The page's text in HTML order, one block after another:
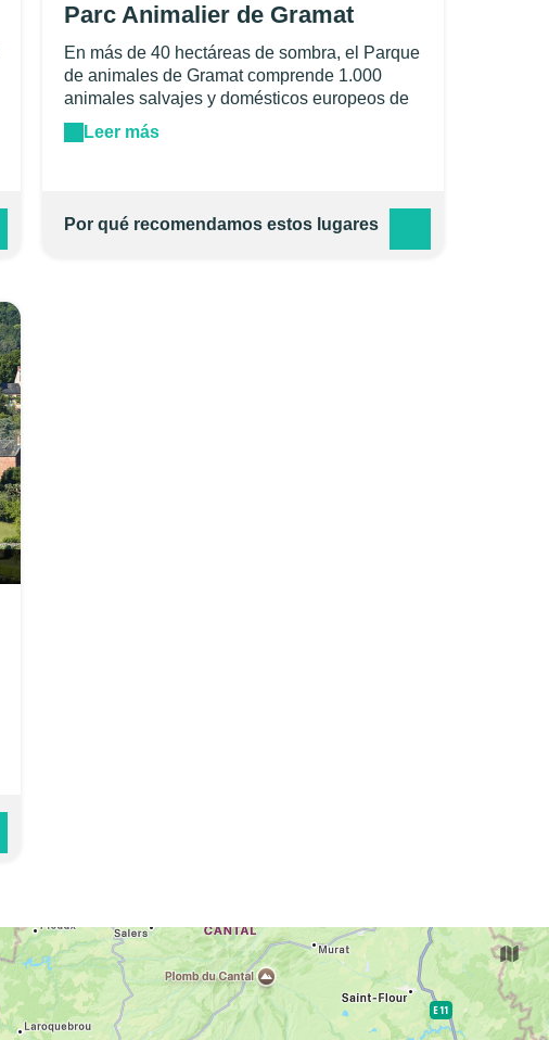
Parc Animalier de Gramat
En más de 40 hectáreas de sombra, el Parque
de animales de Gramat comprende 1.000
animales salvajes y domésticos europeos de
150 especies diferentes. En un entorno natural
icónica del Quercy, el Parque de animales de
de ser un lugar para el descanso familiar.
Inaugurado en 1979, el parque de animales
Leer más
Por qué recomendamos estos lugares